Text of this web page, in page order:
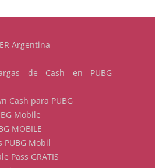
Argentina
de Cash en PUBG
Cash para PUBG
Mobile
MOBILE
PUBG Mobil
Pass GRATIS